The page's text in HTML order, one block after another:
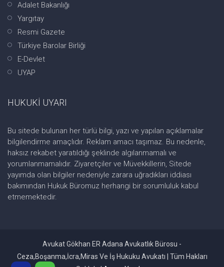
Adalet Bakanlığı
Yargıtay
Resmi Gazete
Türkiye Barolar Birliği
E-Devlet
UYAP
HUKUKİ UYARI
Bu sitede bulunan her türlü bilgi, yazı ve yapılan açıklamalar
bilgilendirme amaçlıdır. Reklam amacı taşımaz. Bu nedenle,
haksız rekabet yaratıldığı şeklinde algılanmamalı ve
yorumlanmamalıdır. Ziyaretçiler ve Müvekkillerin, Sitede
yayımda olan bilgiler nedeniyle zarara uğradıkları iddiası
bakımından Hukuk Büromuz herhangi bir sorumluluk kabul
etmemektedir.
Avukat Gökhan ER Adana Avukatlık Bürosu -
Ceza,Boşanma,İcra,Miras Ve İş Hukuku Avukatı | Tüm Hakları